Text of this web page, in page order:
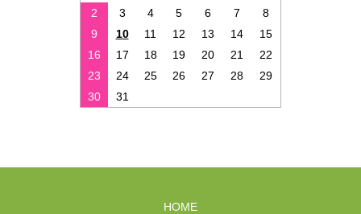
2
3 4 5 6 7
8
9
10 11 12 13 14
15
16
17 18 19 20 21
22
23
24 25 26 27 28
29
30
31
HOME